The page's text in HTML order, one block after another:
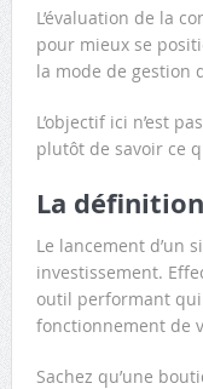
L’évaluation de la
pour mieux se
la mode de gestion
L’objectif ici n’est
plutôt de savoir ce
La
Le lancement d’un
investissement.
outil performant
fonctionnement de
Sachez qu’une